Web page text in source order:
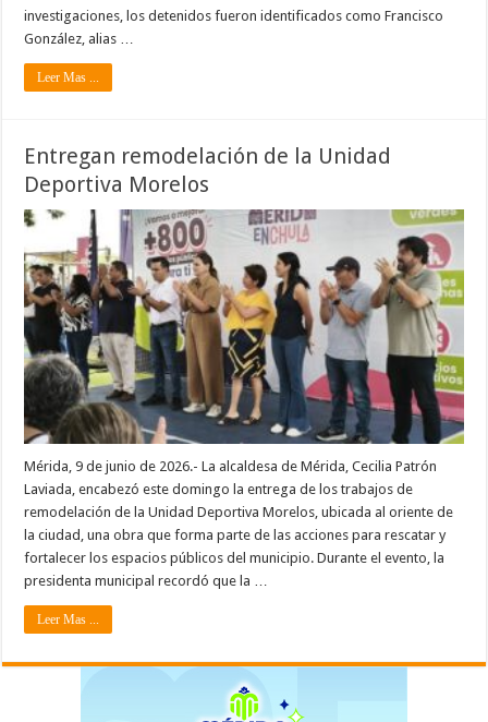
investigaciones, los detenidos fueron identificados como Francisco
González, alias …
Leer Mas ...
Entregan remodelación de la Unidad
Deportiva Morelos
Mérida, 9 de junio de 2026.- La alcaldesa de Mérida, Cecilia Patrón
Laviada, encabezó este domingo la entrega de los trabajos de
remodelación de la Unidad Deportiva Morelos, ubicada al oriente de
la ciudad, una obra que forma parte de las acciones para rescatar y
fortalecer los espacios públicos del municipio. Durante el evento, la
presidenta municipal recordó que la …
Leer Mas ...